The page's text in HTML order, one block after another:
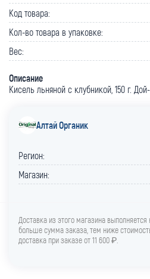
Код товара:
Кол-во товара в упаковке:
Вес:
Описание
Кисель льняной с клубникой, 150 г.
Алтай Органик
Регион:
Магазин:
Доставка из этого магазина
больше сумма заказа, тем ниже
доставка при заказе от 11 600 ₽.